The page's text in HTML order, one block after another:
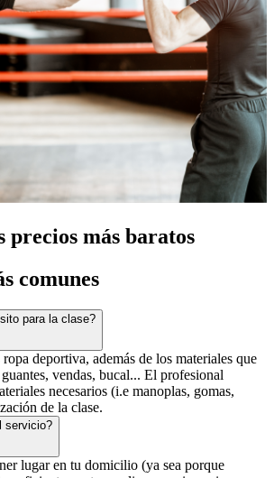
precios más baratos
comunes
para la clase?
deportiva, además de los materiales que
vendas, bucal... El profesional
necesarios (i.e manoplas, gomas,
de la clase.
servicio?
lugar en tu domicilio (ya sea porque